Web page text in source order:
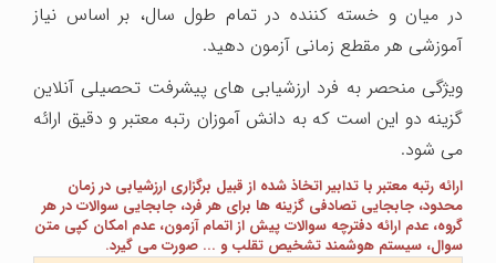
در میان و خسته کننده در تمام طول سال، بر اساس نیاز
آموزشی هر مقطع زمانی آزمون دهید.
ویژگی منحصر به فرد ارزشیابی های پیشرفت تحصیلی آنلاین
گزینه دو این است که به دانش آموزان رتبه معتبر و دقیق ارائه
می شود.
ارائه رتبه معتبر با تدابیر اتخاذ شده از قبیل برگزاری ارزشیابی در زمان
محدود، جابجایی تصادفی گزینه ها برای هر فرد، جابجایی سوالات در هر
گروه، عدم ارائه دفترچه سوالات پیش از اتمام آزمون، عدم امکان کپی متن
سوال، سیستم هوشمند تشخیص تقلب و ... صورت می گیرد.